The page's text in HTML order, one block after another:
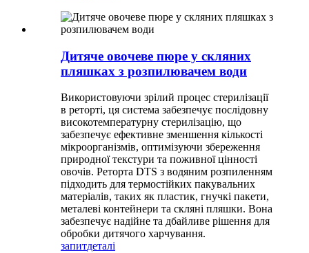
Дитяче овочеве пюре у скляних
пляшках з розпилювачем води
Використовуючи зрілий процес стерилізації
в реторті, ця система забезпечує послідовну
високотемпературну стерилізацію, що
забезпечує ефективне зменшення кількості
мікроорганізмів, оптимізуючи збереження
природної текстури та поживної цінності
овочів. Реторта DTS з водяним розпиленням
підходить для термостійких пакувальних
матеріалів, таких як пластик, гнучкі пакети,
металеві контейнери та скляні пляшки. Вона
забезпечує надійне та дбайливе рішення для
обробки дитячого харчування.
запитдеталі